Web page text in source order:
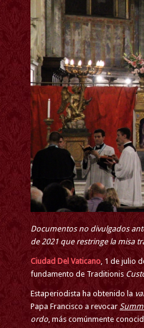
Documentos no divulgados
de 2021 que restringe la misa
Ciudad Del Vaticano, 1 de julio
fundamento de Traditionis
Estaperiodista ha obtenido la
Papa Francisco a revocar
ordo, más comúnmente